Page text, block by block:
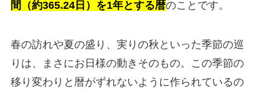
間（約365.24日）を1年とする暦のことです。
春の訪れや夏の盛り、実りの秋といった季節の巡
りは、まさにお日様の動きそのもの。この季節の
移り変わりと暦がずれないように作られているの